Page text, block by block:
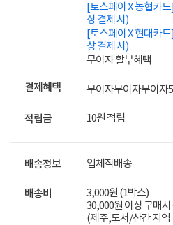
[토스페이 X 농협카
상 결제 시)
[토스페이 X 현대카
상 결제 시)
무이자 할부혜택
결제혜택 무이자무이자무이자
적립금 10원 적립
배송정보 업체직배송
배송비
3,000원 (1박스)
30,000원 이상 구매시
(제주,도서/산간 지역